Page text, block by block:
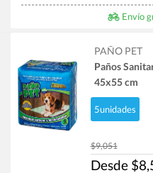
Envío
PAÑO PET
Paños
45x55 cm
5unidades
$9,051
Desde